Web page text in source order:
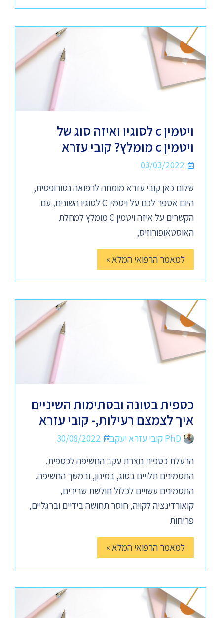
ויטמין c לסוגיו ואיזה סוג של
ויטמין c מומלץ? קובי עזרא
03/03/2022
שלום כאן קובי עזרא מומחה לרפואה נטורופטית,
היום אספר לכם על ויטמין C לסוגיו השונים, עם
הקשרים על איזה ויטמין C מומלץ למחלת
האוסטאופורוזיס,
למאמר הרפואי המלא »
כספית בטונה ובסתימות השיניים
איך לצמצם רעילות,- קובי עזרא
PhD קובי עזרא יעקב
30/08/2022
הרעלת כספית נוצרת עקב החשיפה לכספית.
התסמינים תלויים בסוג, במינון, ובמשך החשיפה.
התסמינים עשויים לכלול חולשת שרירים,
קואורדינציה לקויה, חוסר תחושה בידיים וברגליים,
פריחות
למאמר הרפואי המלא »